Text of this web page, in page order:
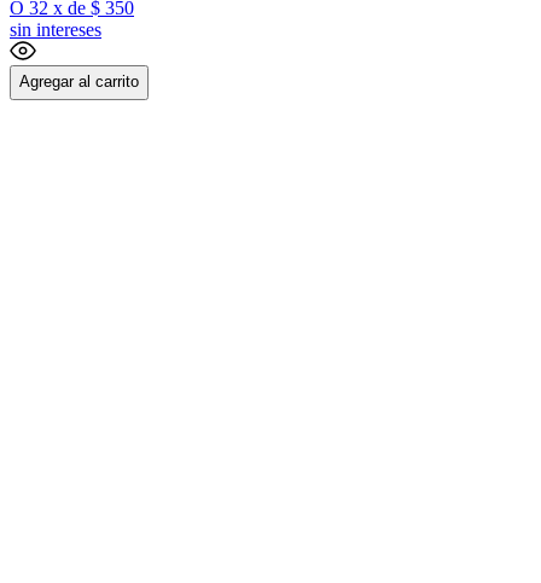
O 32 x de $ 350
sin intereses
Agregar al carrito